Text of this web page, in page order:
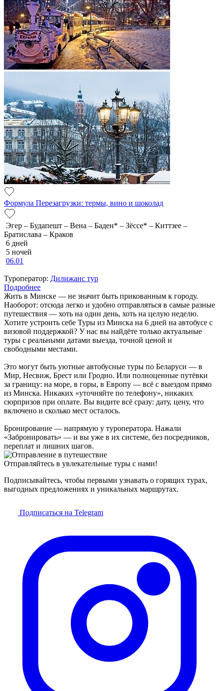
Формула Перезагрузки: термы, вино и шоколад
Эгер – Будапешт – Вена – Баден* – Зёссе* – Киттзее –
Братислава – Краков
6 дней
5 ночей
06.01
Туроператор: Дилижанс тур
Подробнее
Жить в Минске — не значит быть прикованным к городу.
Наоборот: отсюда легко и удобно отправляться в самые разные
путешествия — хоть на один день, хоть на целую неделю.
Хотите устроить себе Туры из Минска на 6 дней на автобусе с
визовой поддержкой? У нас вы найдёте только актуальные
туры с реальными датами выезда, точной ценой и
свободными местами.
Это могут быть уютные автобусные туры по Беларуси — в
Мир, Несвиж, Брест или Гродно. Или полноценные путёвки
за границу: на море, в горы, в Европу — всё с выездом прямо
из Минска. Никаких «уточняйте по телефону», никаких
сюрпризов при оплате. Вы видите всё сразу: дату, цену, что
включено и сколько мест осталось.
Бронирование — напрямую у туроператора. Нажали
«Забронировать» — и вы уже в их системе, без посредников,
переплат и лишних шагов.
Отправляйтесь в увлекательные туры с нами!
Подписывайтесь, чтобы первыми узнавать о горящих турах,
выгодных предложениях и уникальных маршрутах.
Подписаться на Telegram